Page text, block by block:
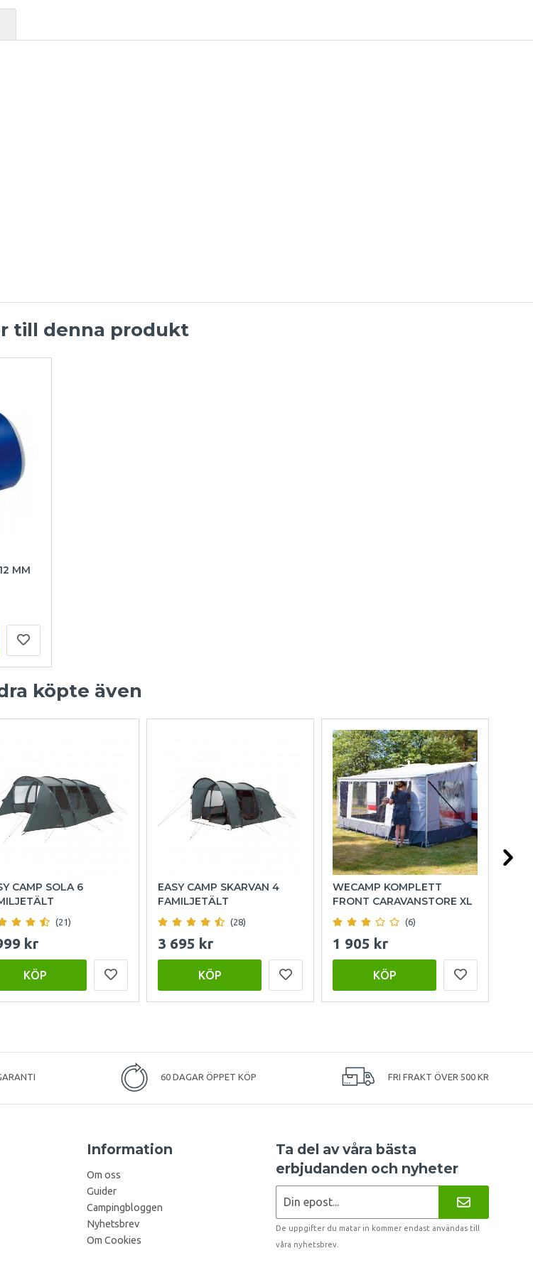
till denna produkt
MM
köpte även
CAMP SOLA 6
(21)
kr
KÖP
EASY CAMP SKARVAN 4
FAMILJETÄLT
(28)
3 695 kr
KÖP
WECAMP KOMPLETT
FRONT CARAVANSTORE XL
(6)
1 905 kr
KÖP
60 DAGAR ÖPPET KÖP FRI FRAKT ÖVER 500 KR
Information
Om oss
Guider
Campingbloggen
Nyhetsbrev
Om Cookies
Ta del av våra bästa
erbjudanden och nyheter
De uppgifter du matar in kommer endast användas till
våra nyhetsbrev.